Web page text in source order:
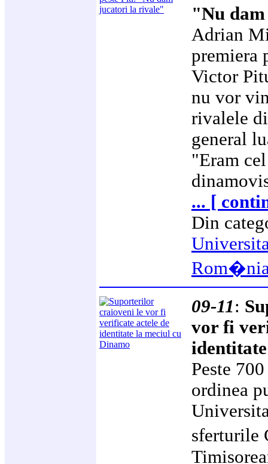
"Nu
Adrian
premiera
Victor
nu vor
rivalele
general
"Eram
... [
Din
09-11:
vor fi
Peste
ordinea
sferturile